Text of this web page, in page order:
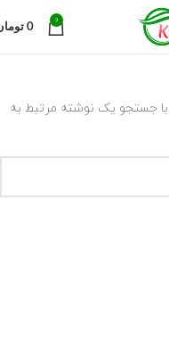
0
0
با جستجو یک نوشته مرتبط به